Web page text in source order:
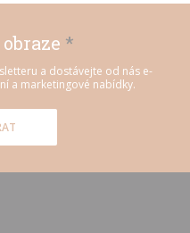
*
a dostávejte od nás e-
a marketingové nabídky.